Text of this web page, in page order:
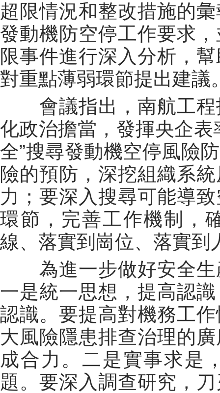
超限情況和整改措施的
發動機防空停工作要求
限事件進行深入分析，
對重點薄弱環節提出建議
會議指出，南航工程
化政治擔當，發揮央企
全”搜尋發動機空停風險
險的預防，深挖組織系
力；要深入搜尋可能導
環節，完善工作機制，
線、落實到崗位、落實到
為進一步做好安全生
一是統一思想，提高認
認識。要提高對機務工
大風險隱患排查治理的
成合力。二是實事求是
題。要深入調查研究，